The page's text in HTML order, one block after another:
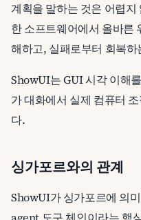
계획을 말하는 것은 어렵
한 소프트웨어에서 올바른
해하고, 실패로부터 회복하
ShowUI는 GUI 시각 이해
가 대화에서 실제 컴퓨터
다.
싱가포르와의 관계
ShowUI가 싱가포르에 의